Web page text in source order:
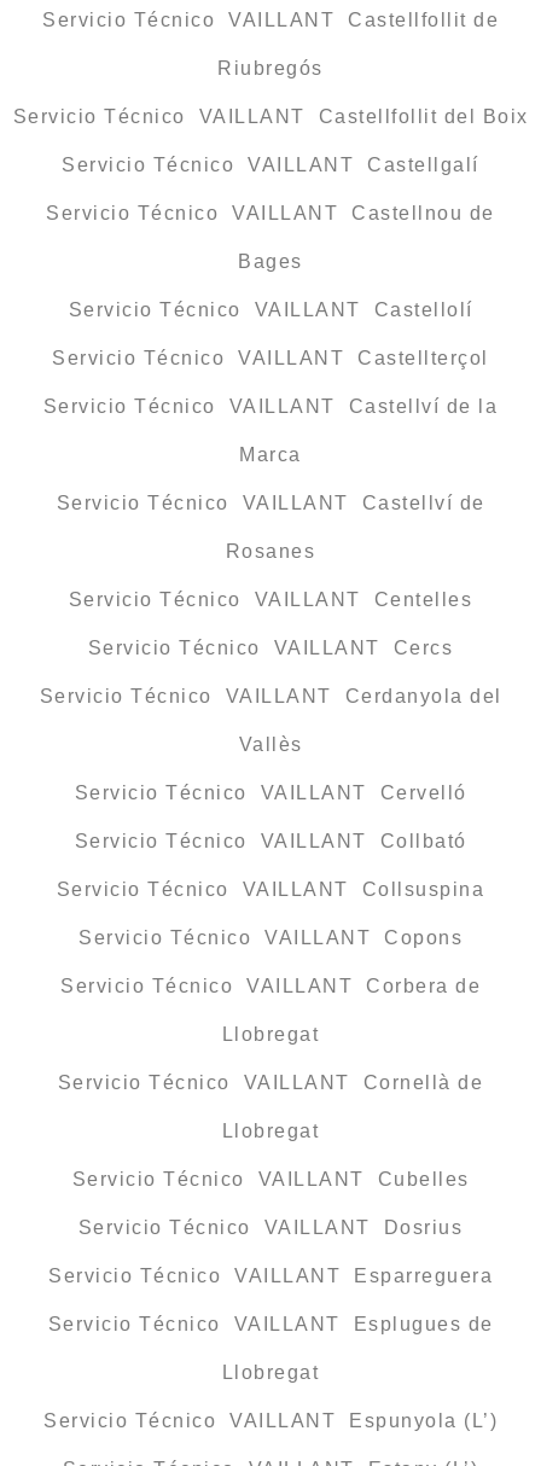
Servicio Técnico VAILLANT Castellfollit de
Riubregós
Servicio Técnico VAILLANT Castellfollit del Boix
Servicio Técnico VAILLANT Castellgalí
Servicio Técnico VAILLANT Castellnou de
Bages
Servicio Técnico VAILLANT Castellolí
Servicio Técnico VAILLANT Castellterçol
Servicio Técnico VAILLANT Castellví de la
Marca
Servicio Técnico VAILLANT Castellví de
Rosanes
Servicio Técnico VAILLANT Centelles
Servicio Técnico VAILLANT Cercs
Servicio Técnico VAILLANT Cerdanyola del
Vallès
Servicio Técnico VAILLANT Cervelló
Servicio Técnico VAILLANT Collbató
Servicio Técnico VAILLANT Collsuspina
Servicio Técnico VAILLANT Copons
Servicio Técnico VAILLANT Corbera de
Llobregat
Servicio Técnico VAILLANT Cornellà de
Llobregat
Servicio Técnico VAILLANT Cubelles
Servicio Técnico VAILLANT Dosrius
Servicio Técnico VAILLANT Esparreguera
Servicio Técnico VAILLANT Esplugues de
Llobregat
Servicio Técnico VAILLANT Espunyola (L’)